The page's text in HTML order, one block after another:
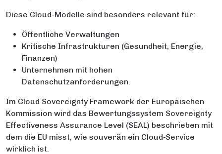
Diese Cloud-Modelle sind besonders relevant für:
Öffentliche Verwaltungen
Kritische Infrastrukturen (Gesundheit, Energie,
Finanzen)
Unternehmen mit hohen
Datenschutzanforderungen.
Im Cloud Sovereignty Framework der Europäischen
Kommission wird das Bewertungssystem Sovereignty
Effectiveness Assurance Level (SEAL) beschrieben mit
dem die EU misst, wie souverän ein Cloud‑Service
wirklich ist.